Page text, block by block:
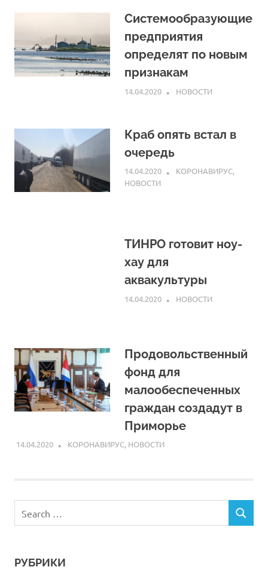
Системообразующие
предприятия
определят по новым
признакам
14.04.2020 ARPP
НОВОСТИ
Краб опять встал в
очередь
14.04.2020 ARPP
КОРОНАВИРУС,
НОВОСТИ
ТИНРО готовит ноу-
хау для
аквакультуры
14.04.2020 ARPP
НОВОСТИ
Продовольственный
фонд для
малообеспеченных
граждан создадут в
Приморье
14.04.2020 ARPP
КОРОНАВИРУС, НОВОСТИ
РУБРИКИ